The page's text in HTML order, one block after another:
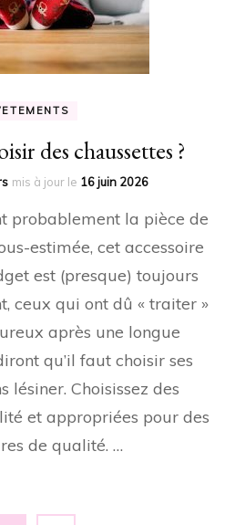
des chaussettes ?
mis à jour le 16 juin 2026
probablement la pièce de
estimée, cet accessoire
est (presque) toujours
ceux qui ont dû « traiter »
après une longue
qu’il faut choisir ses
lésiner. Choisissez des
et appropriées pour des
de qualité. …